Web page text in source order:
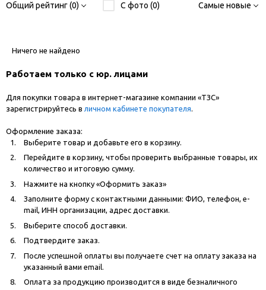
Общий рейтинг (0) С фото (0) Самые новые
Ничего не найдено
Работаем только с юр. лицами
Для покупки товара в интернет-магазине компании «ТЗС»
зарегистрируйтесь в личном кабинете покупателя.
Оформление заказа:
Выберите товар и добавьте его в корзину.
Перейдите в корзину, чтобы проверить выбранные товары, их
количество и итоговую сумму.
Нажмите на кнопку «Оформить заказ»
Заполните форму с контактными данными: ФИО, телефон, e-
mail, ИНН организации, адрес доставки.
Выберите способ доставки.
Подтвердите заказ.
После успешной оплаты вы получаете счет на оплату заказа на
указанный вами email.
Оплата за продукцию производится в виде безналичного